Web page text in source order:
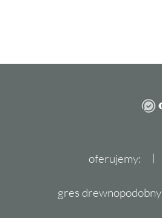
oferujemy:
gres drewnopodobny